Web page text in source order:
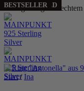
Handgefertigt aus echtem
Zum
Inhalt
springen
Start / Ina
PERSONALIZED
BESTSELLER